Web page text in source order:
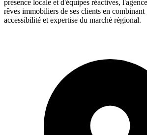
présence locale et d'équipes réactives,
rêves immobiliers de ses clients en combinant
accessibilité et expertise du marché régional.